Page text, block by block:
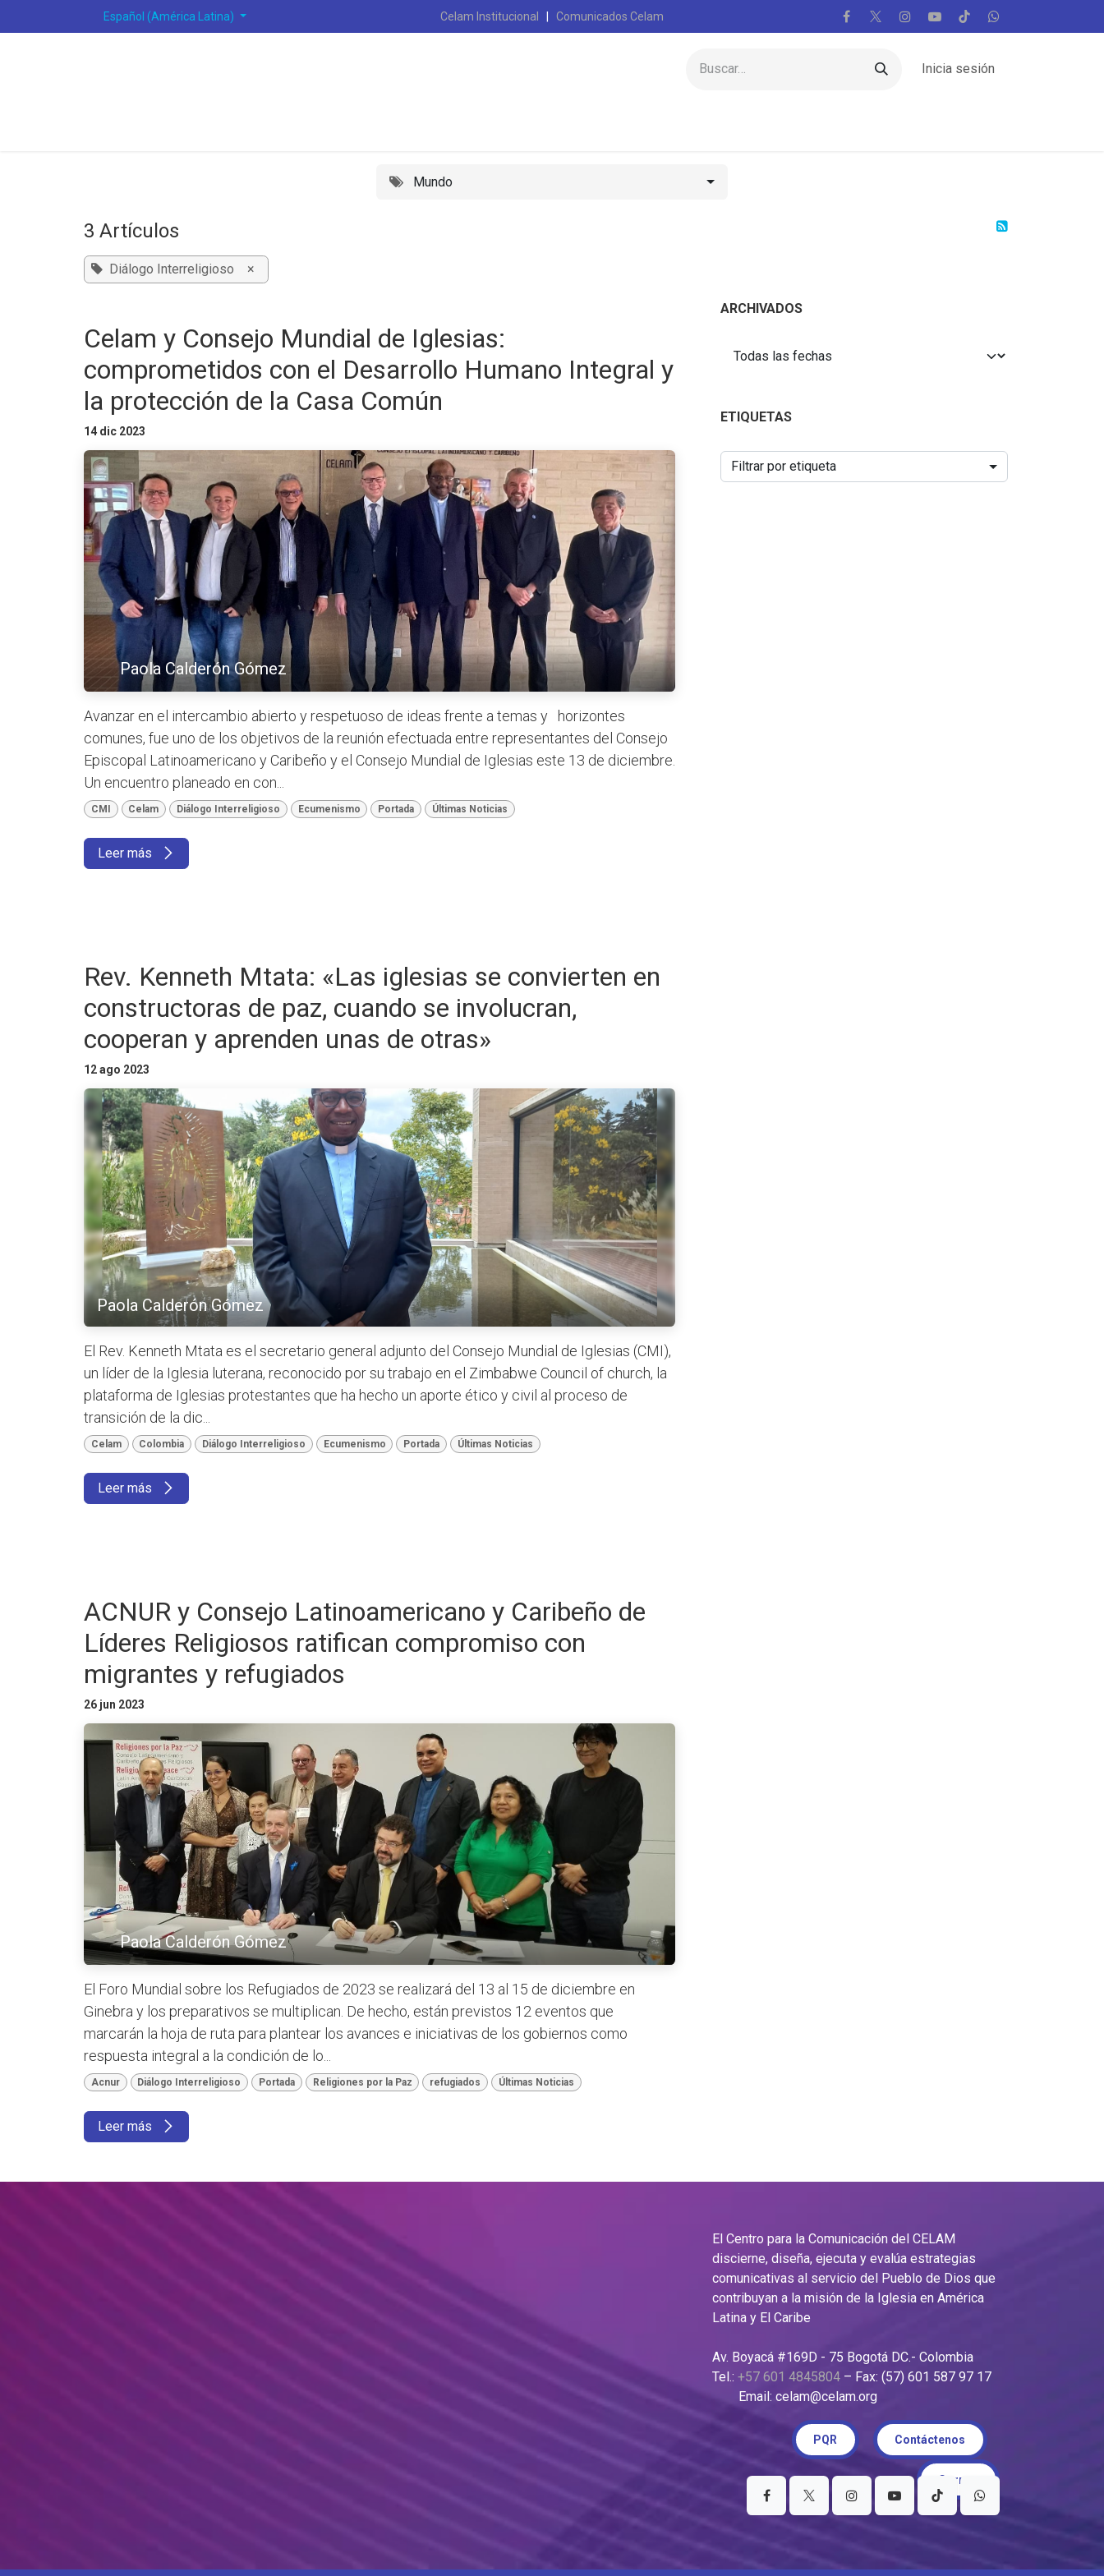
Español (América Latina) Celam Institucional | Comunicados Celam
Inicia sesión
Mundo
3 Artículos
Diálogo Interreligioso ×
Celam y Consejo Mundial de Iglesias:
comprometidos con el Desarrollo Humano Integral y
la protección de la Casa Común
14 dic 2023
Paola Calderón Gómez
Avanzar en el intercambio abierto y respetuoso de ideas frente a temas y horizontes
comunes, fue uno de los objetivos de la reunión efectuada entre representantes del Consejo
Episcopal Latinoamericano y Caribeño y el Consejo Mundial de Iglesias este 13 de diciembre.
Un encuentro planeado en con...
CMI Celam Diálogo Interreligioso Ecumenismo Portada Últimas Noticias
Leer más
Rev. Kenneth Mtata: «Las iglesias se convierten en
constructoras de paz, cuando se involucran,
cooperan y aprenden unas de otras»
12 ago 2023
Paola Calderón Gómez
El Rev. Kenneth Mtata es el secretario general adjunto del Consejo Mundial de Iglesias (CMI),
un líder de la Iglesia luterana, reconocido por su trabajo en el Zimbabwe Council of church, la
plataforma de Iglesias protestantes que ha hecho un aporte ético y civil al proceso de
transición de la dic...
Celam Colombia Diálogo Interreligioso Ecumenismo Portada Últimas Noticias
Leer más
ACNUR y Consejo Latinoamericano y Caribeño de
Líderes Religiosos ratifican compromiso con
migrantes y refugiados
26 jun 2023
Paola Calderón Gómez
El Foro Mundial sobre los Refugiados de 2023 se realizará del 13 al 15 de diciembre en
Ginebra y los preparativos se multiplican. De hecho, están previstos 12 eventos que
marcarán la hoja de ruta para plantear los avances e iniciativas de los gobiernos como
respuesta integral a la condición de lo...
Acnur Diálogo Interreligioso Portada Religiones por la Paz refugiados Últimas Noticias
Leer más
ARCHIVADOS
ETIQUETAS
Filtrar por etiqueta
El Centro para la Comunicación del CELAM
discierne, diseña, ejecuta y evalúa estrategias
comunicativas al servicio del Pueblo de Dios que
contribuyan a la misión de la Iglesia en América
Latina y El Caribe
Av. Boyacá #169D - 75 Bogotá DC.- Colombia
Tel.: +57 601 4845804 – Fax: (57) 601 587 97 17
Email: celam@celam.org
PQR Contáctenos
Correo